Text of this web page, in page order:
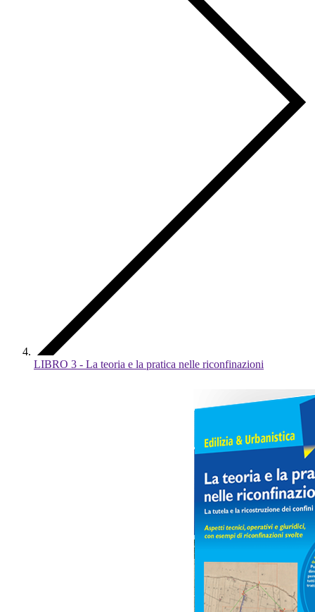
LIBRO 3 - La teoria e la pratica nelle riconfinazioni